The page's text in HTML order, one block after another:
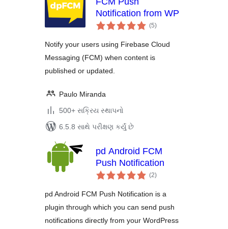
Notification from WP
(5કુલ
રેટિંગ્સ
)
Notify your users using Firebase Cloud
Messaging (FCM) when content is
published or updated.
Paulo Miranda
500+ સક્રિય સ્થાપનો
6.5.8 સાથે પરીક્ષણ કર્યું છે
pd Android FCM
Push Notification
(2કુલ
રેટિંગ્સ
)
pd Android FCM Push Notification is a
plugin through which you can send push
notifications directly from your WordPress